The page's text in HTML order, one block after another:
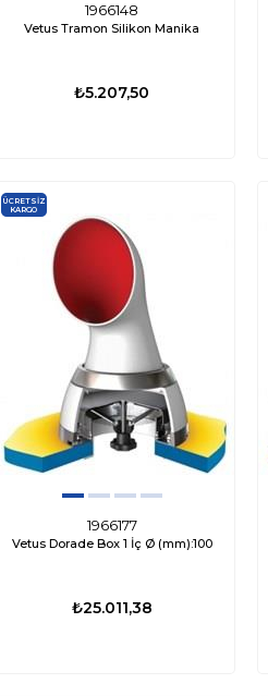
₺4.329,53
1966148
Vetus Tramon Silikon Manika
₺5.207,50
1966177
Vetus Dorade Box 1 İç Ø (mm):100
₺25.011,38
ÜCRETSIZ
KARGO